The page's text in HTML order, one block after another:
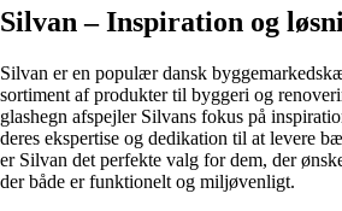
Silvan – Inspiration og
Silvan er en populær dansk
sortiment af produkter til byggeri og
glashegn afspejler Silvans fokus på
deres ekspertise og dedikation til at levere
er Silvan det perfekte valg for dem, der
der både er funktionelt og miljøvenligt.